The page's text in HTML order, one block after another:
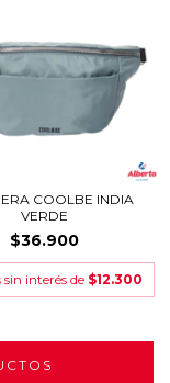
COOLBE INDIA
VERDE
$36.900
sin interés de $12.300